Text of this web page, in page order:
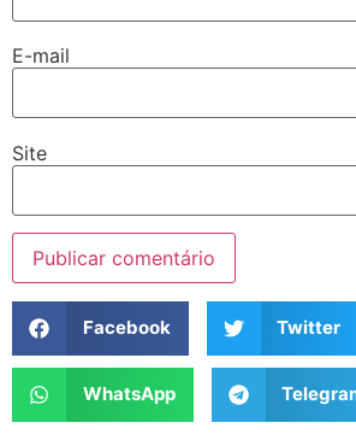
E-mail
Site
Facebook Twitter
WhatsApp